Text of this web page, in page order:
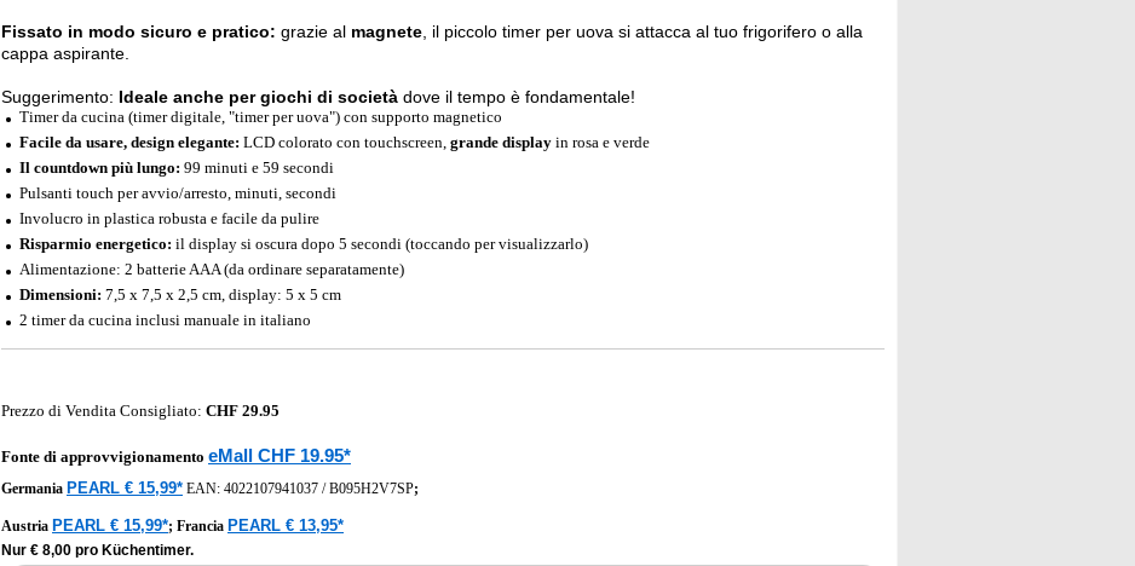
Fissato in modo sicuro e pratico: grazie al magnete , il piccolo timer per uova si attacca al tuo frigorifero o alla
cappa aspirante.
Suggerimento: Ideale anche per giochi di società dove il tempo è fondamentale!
Timer da cucina (timer digitale, "timer per uova") con supporto magnetico
Facile da usare, design elegante: LCD colorato con touchscreen, grande display in rosa e verde
Il countdown più lungo: 99 minuti e 59 secondi
Pulsanti touch per avvio/arresto, minuti, secondi
Involucro in plastica robusta e facile da pulire
Risparmio energetico: il display si oscura dopo 5 secondi (toccando per visualizzarlo)
Alimentazione: 2 batterie AAA (da ordinare separatamente)
Dimensioni: 7,5 x 7,5 x 2,5 cm, display: 5 x 5 cm
2 timer da cucina inclusi manuale in italiano
Prezzo di Vendita Consigliato: CHF 29.95
Fonte di approvvigionamento eMall CHF 19.95*
Germania PEARL € 15,99* EAN: 4022107941037 /B095H2V7SP;
Austria PEARL € 15,99*; Francia PEARL € 13,95*
Nur € 8,00 pro Küchentimer.